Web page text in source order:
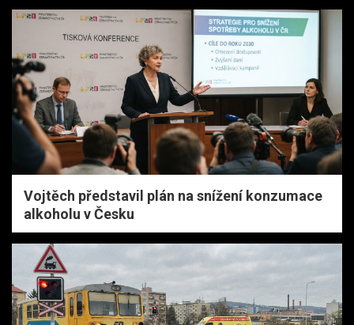
Vojtěch představil plán na snížení konzumace
alkoholu v Česku